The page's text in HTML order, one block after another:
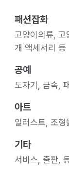
패션잡화
고양이의류, 고
개 액세서리 등
공예
도자기, 금속,
아트
일러스트, 조
기타
서비스, 출판,